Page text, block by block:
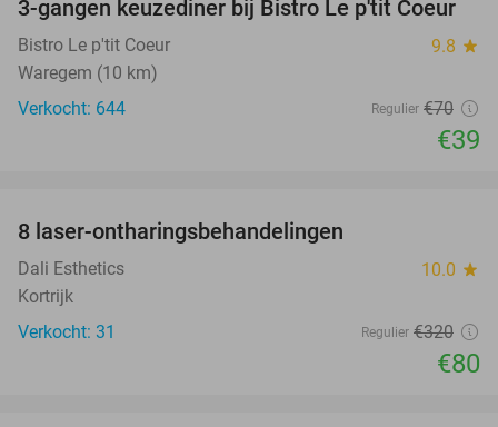
44%
3-gangen keuzediner bij Bistro Le p'tit Coeur
Bistro Le p'tit Coeur 9.8 star
Waregem (10 km)
Verkocht: 644
Regulier €70
€39
8 laser-ontharingsbehandelingen
Dali Esthetics 10.0 star
Kortrijk
Verkocht: 31
Regulier €320
€80